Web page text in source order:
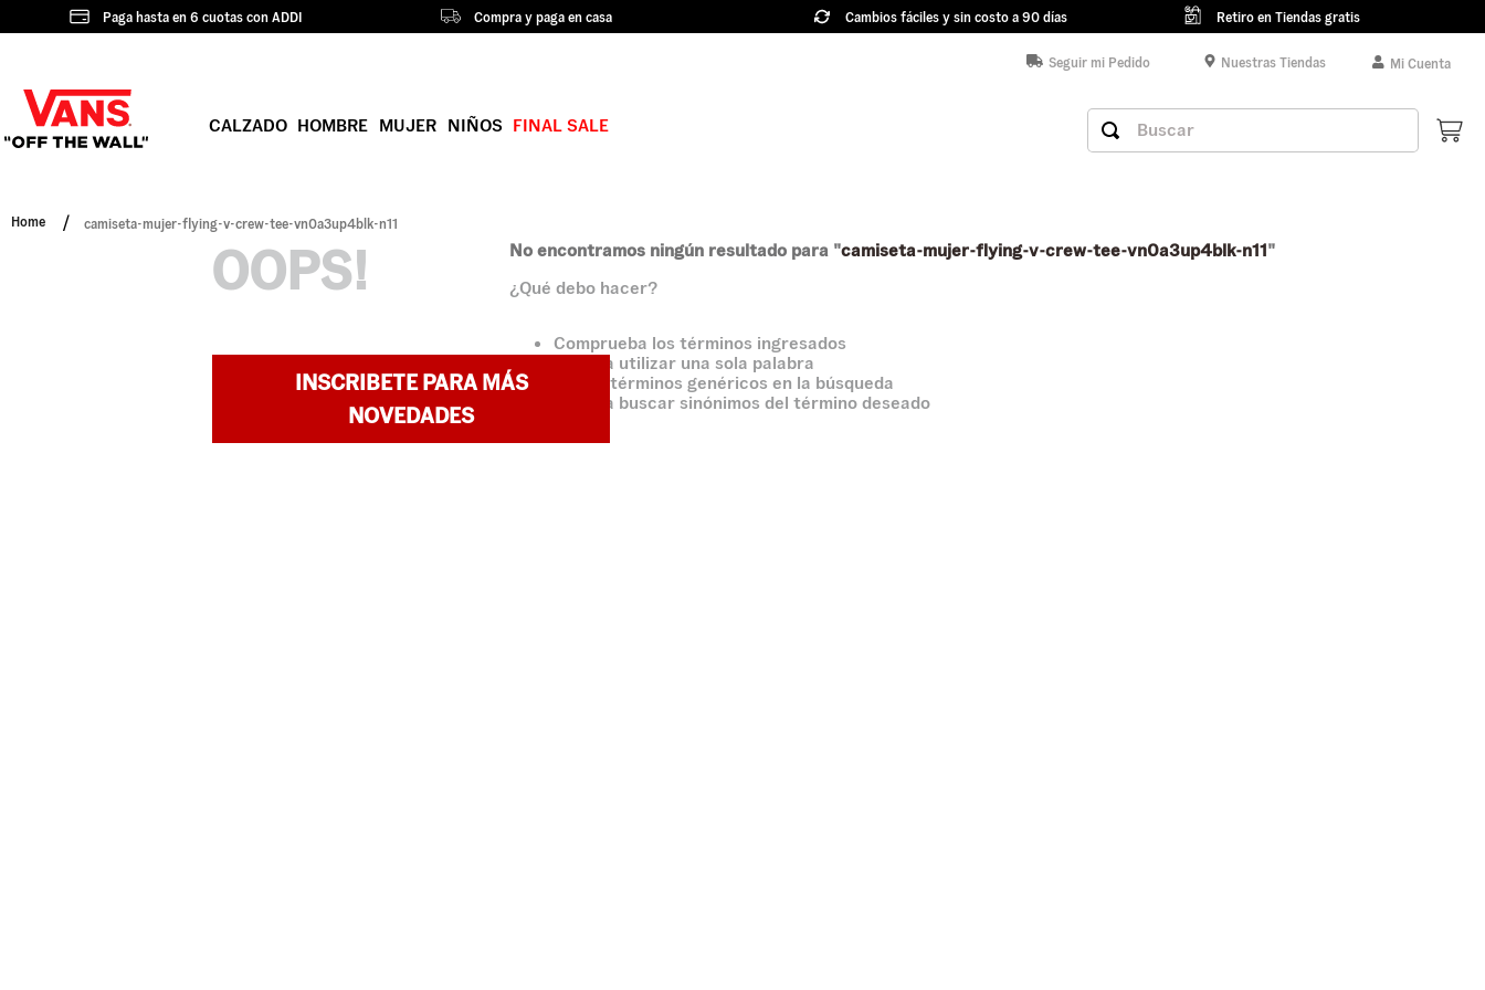
Paga hasta en 6 cuotas con ADDI Compra y paga en casa Cambios fáciles y sin costo a 90 días Retiro en Tiendas gratis
Seguir mi Pedido Nuestras Tiendas Mi Cuenta
CALZADO HOMBRE MUJER NIÑOS FINAL SALE Buscar
camiseta-mujer-flying-v-crew-tee-vn0a3up4blk-n11
OOPS! No encontramos ningún resultado para "camiseta-mujer-flying-v-crew-tee-vn0a3up4blk-n11"
¿Qué debo hacer?
Comprueba los términos ingresados
Intenta utilizar una sola palabra
Utiliza términos genéricos en la búsqueda
Intenta buscar sinónimos del término deseado
INSCRIBETE PARA MÁS
NOVEDADES
2 .
knu skool
5.
old skool
6.
knu